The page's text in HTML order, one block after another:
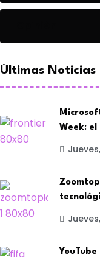
Últimas Noticias
Week: